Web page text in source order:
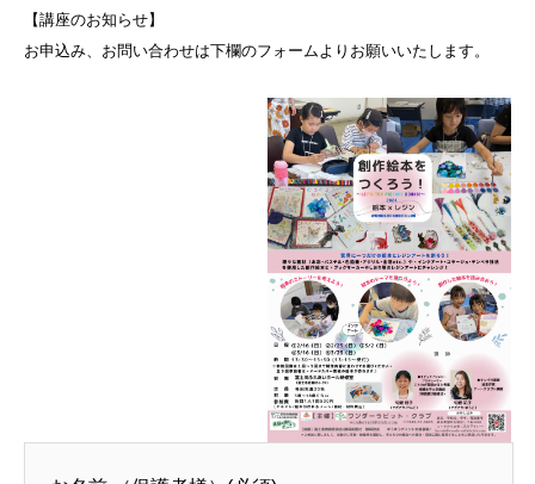
【講座のお知らせ】
お申込み、お問い合わせは下欄のフォームよりお願いいたします。